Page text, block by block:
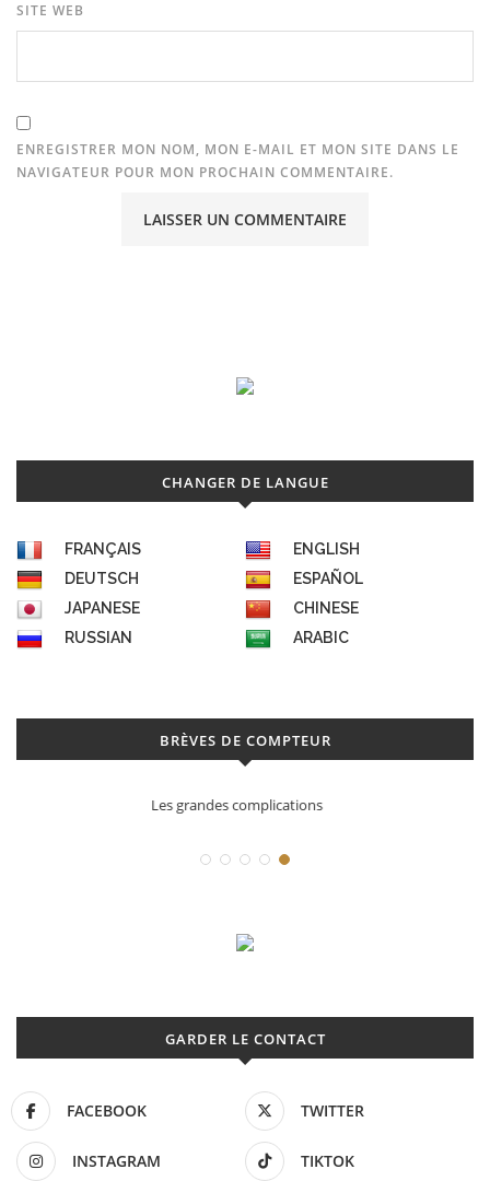
SITE WEB
ENREGISTRER MON NOM, MON E-MAIL ET MON SITE DANS LE
NAVIGATEUR POUR MON PROCHAIN COMMENTAIRE.
CHANGER DE LANGUE
FRANÇAIS
ENGLISH
DEUTSCH
ESPAÑOL
JAPANESE
CHINESE
RUSSIAN
ARABIC
BRÈVES DE COMPTEUR
Déconstruction Parmigiani Fleurier
GARDER LE CONTACT
FACEBOOK TWITTER
INSTAGRAM TIKTOK